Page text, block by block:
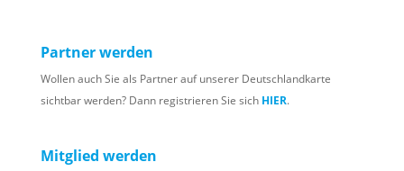
Partner werden
Wollen auch Sie als Partner auf unserer Deutschlandkarte
sichtbar werden? Dann registrieren Sie sich HIER.
Mitglied werden